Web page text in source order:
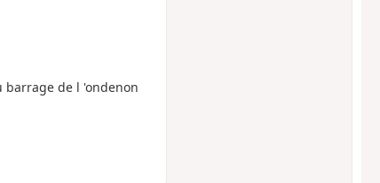
barrage de l 'ondenon